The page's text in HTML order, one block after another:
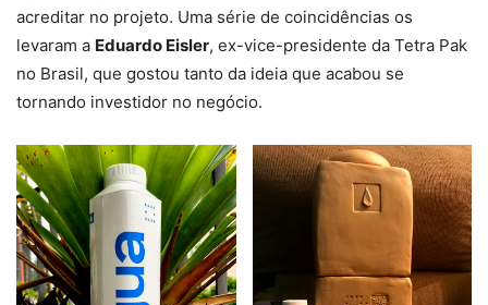
acreditar no projeto. Uma série de coincidências os
levaram a Eduardo Eisler, ex-vice-presidente da Tetra Pak
no Brasil, que gostou tanto da ideia que acabou se
tornando investidor no negócio.